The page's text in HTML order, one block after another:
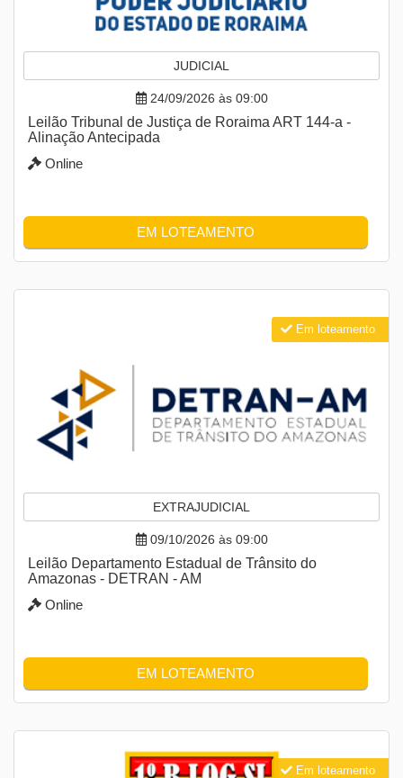
JUDICIAL
24/09/2026 às 09:00
Leilão Tribunal de Justiça de Roraima ART 144-a -
Alinação Antecipada
Online
EM LOTEAMENTO
EXTRAJUDICIAL
09/10/2026 às 09:00
Leilão Departamento Estadual de Trânsito do
Amazonas - DETRAN - AM
Online
EM LOTEAMENTO
Em loteamento
Em loteamento